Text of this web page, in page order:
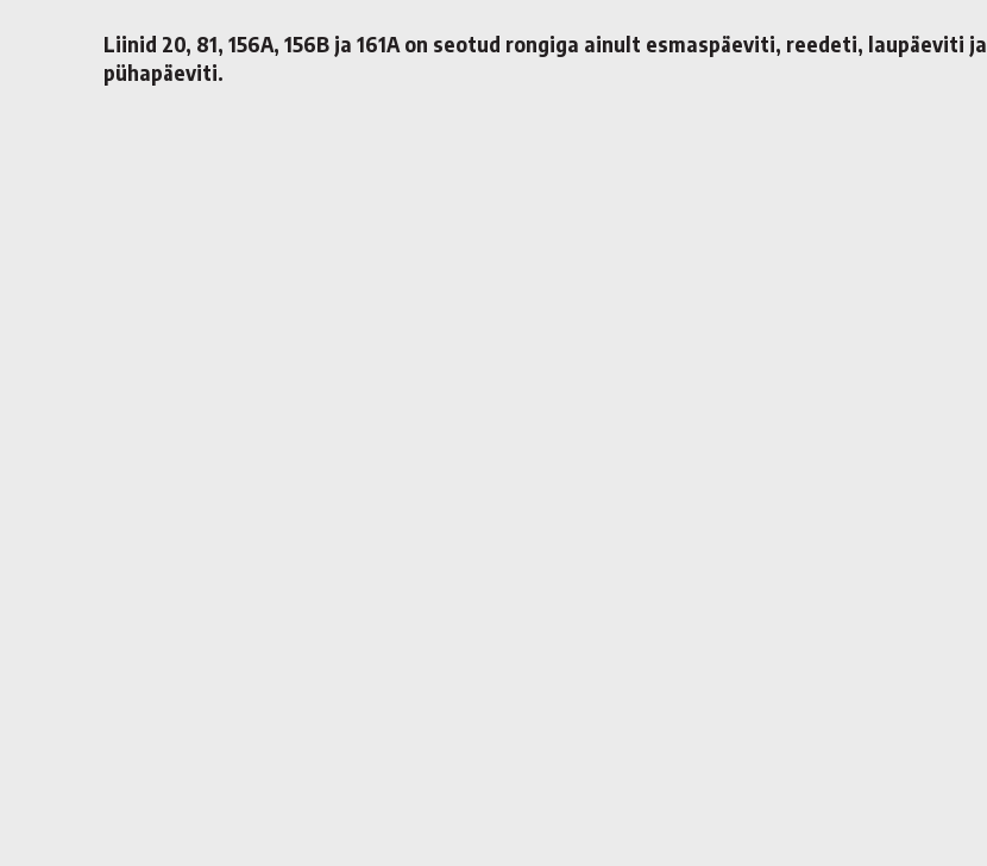
Liinid 20, 81, 156A, 156B ja 161A on seotud rongiga ainult esmaspäeviti, reedeti, laupäeviti ja
pühapäeviti.